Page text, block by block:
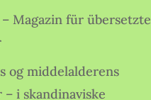
Magazin für übersetzte
og middelalderens
i skandinaviske